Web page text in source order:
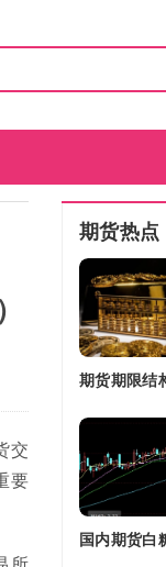
交
要
期货热点